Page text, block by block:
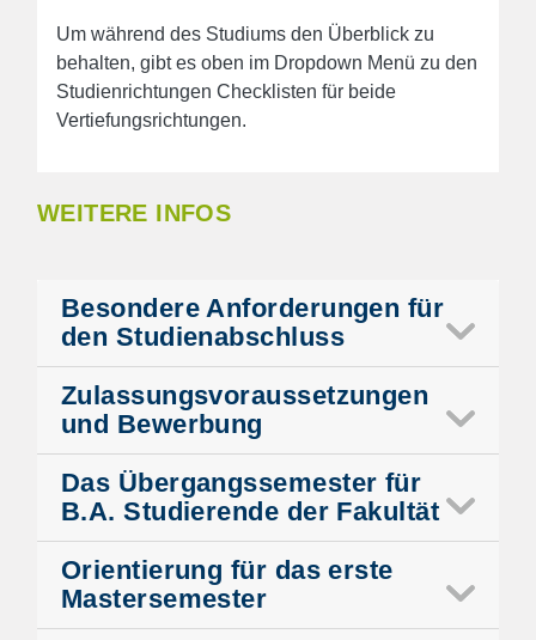
Um während des Studiums den Überblick zu
behalten, gibt es oben im Dropdown Menü zu den
Studienrichtungen Checklisten für beide
Vertiefungsrichtungen.
WEITERE INFOS
Besondere Anforderungen für
den Studienabschluss
Zulassungsvoraussetzungen
und Bewerbung
Das Übergangssemester für
B.A. Studierende der Fakultät
Orientierung für das erste
Mastersemester